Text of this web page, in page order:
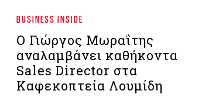
BUSINESS INSIDE
Ο Γιώργος Μωραΐτης
αναλαμβάνει καθήκοντα
Sales Director στα
Καφεκοπτεία Λουμίδη